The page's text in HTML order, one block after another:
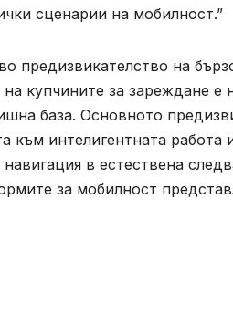
сценарии на мобилност.”
предизвикателство на
купчините за зареждане е
база. Основното
интелигентната работа
в естествена
за мобилност